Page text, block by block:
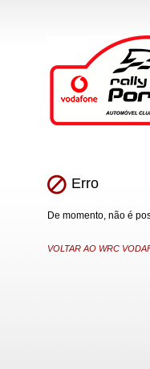
Erro
De momento, não é
VOLTAR AO WRC